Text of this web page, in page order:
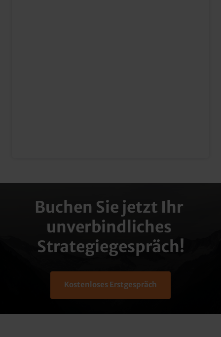
Buchen Sie jetzt Ihr
unverbindliches
Strategiegespräch!
Kostenloses Erstgespräch